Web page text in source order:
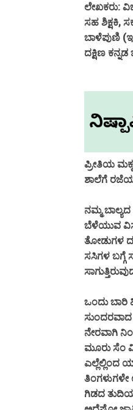
ಲೇಖಕರು:
ಸಹ ಶಿಕ್ಷಕಿ,
ಬಾಳೆಪುಣಿ
ದಕ್ಷಿಣ ಕನ್ನಡ
ಪ್ರೀತಿಯ
ಶಾಲೆಗೆ
ನಮ್ಮ
ಬೆಳೆಯುವ
ತೋಡುಗಳ
ಸಸಿಗಳ ಬಗ್ಗೆ
ಒಂದು ಬಾರಿ
ಸುಂದರವಾದ
ನೇರವಾಗಿ
ಮೂರು ಸೆಂ
ಎಲ್ಲೆಲ್ಲಿಂದ
ತಿಂಗಳುಗಳೇ
ಗಿಡದ